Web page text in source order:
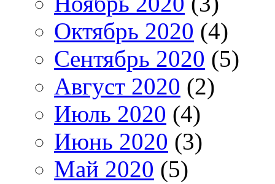
Октябрь 2020 (4)
Сентябрь 2020 (5)
Август 2020 (2)
Июль 2020 (4)
Июнь 2020 (3)
Май 2020 (5)